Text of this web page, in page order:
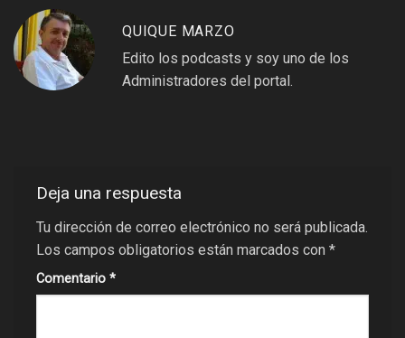
QUIQUE MARZO
Edito los podcasts y soy uno de los
Administradores del portal.
Deja una respuesta
Tu dirección de correo electrónico no será publicada.
Los campos obligatorios están marcados con *
Comentario *